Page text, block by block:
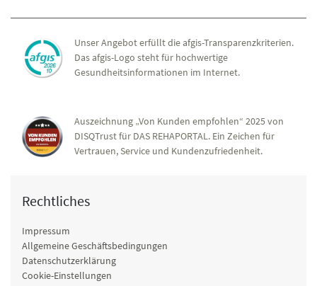
Unser Angebot erfüllt die afgis-Transparenzkriterien.
Das afgis-Logo steht für hochwertige
Gesundheitsinformationen im Internet.
Auszeichnung „Von Kunden empfohlen“ 2025 von
DISQTrust für DAS REHAPORTAL. Ein Zeichen für
Vertrauen, Service und Kundenzufriedenheit.
Rechtliches
Impressum
Allgemeine Geschäftsbedingungen
Datenschutzerklärung
Cookie-Einstellungen